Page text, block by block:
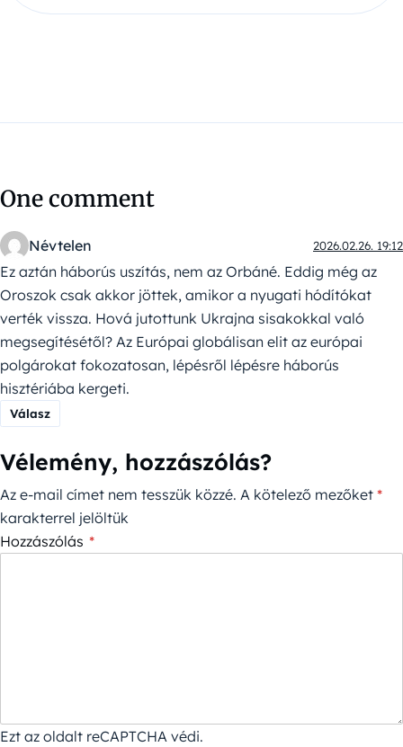
One comment
Névtelen 2026.02.26. 19:12
Ez aztán háborús uszítás, nem az Orbáné. Eddig még az
Oroszok csak akkor jöttek, amikor a nyugati hódítókat
verték vissza. Hová jutottunk Ukrajna sisakokkal való
megsegítésétől? Az Európai globálisan elit az európai
polgárokat fokozatosan, lépésről lépésre háborús
hisztériába kergeti.
Válasz
Vélemény, hozzászólás?
Az e-mail címet nem tesszük közzé. A kötelező mezőket *
karakterrel jelöltük
Hozzászólás *
Ezt az oldalt reCAPTCHA védi.